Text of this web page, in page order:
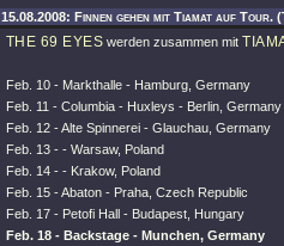
15.08.2008: Finnen gehen mit Tiamat auf Tour.
THE 69 EYES werden zusammen mit
Feb. 10 - Markthalle - Hamburg, Germany
Feb. 11 - Columbia - Huxleys - Berlin, Germany
Feb. 12 - Alte Spinnerei - Glauchau, Germany
Feb. 13 - - Warsaw, Poland
Feb. 14 - - Krakow, Poland
Feb. 15 - Abaton - Praha, Czech Republic
Feb. 17 - Petofi Hall - Budapest, Hungary
Feb. 18 - Backstage - Munchen, Germany